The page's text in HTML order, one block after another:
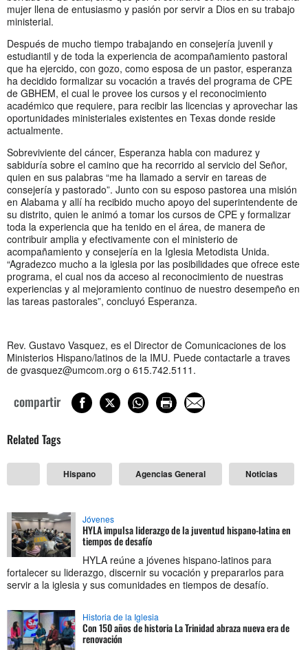
mujer llena de entusiasmo y pasión por servir a Dios en su trabajo
ministerial.
Después de mucho tiempo trabajando en consejería juvenil y
estudiantil y de toda la experiencia de acompañamiento pastoral
que ha ejercido, con gozo, como esposa de un pastor, esperanza
ha decidido formalizar su vocación a través del programa de CPE
de GBHEM, el cual le provee los cursos y el reconocimiento
académico que requiere, para recibir las licencias y aprovechar las
oportunidades ministeriales existentes en Texas donde reside
actualmente.
Sobreviviente del cáncer, Esperanza habla con madurez y
sabiduría sobre el camino que ha recorrido al servicio del Señor,
quien en sus palabras “me ha llamado a servir en tareas de
consejería y pastorado”. Junto con su esposo pastorea una misión
en Alabama y allí ha recibido mucho apoyo del superintendente de
su distrito, quien le animó a tomar los cursos de CPE y formalizar
toda la experiencia que ha tenido en el área, de manera de
contribuir amplia y efectivamente con el ministerio de
acompañamiento y consejería en la Iglesia Metodista Unida.
“Agradezco mucho a la iglesia por las posibilidades que ofrece este
programa, el cual nos da acceso al reconocimiento de nuestras
experiencias y al mejoramiento continuo de nuestro desempeño en
las tareas pastorales”, concluyó Esperanza.
Rev. Gustavo Vasquez, es el Director de Comunicaciones de los
Ministerios Hispano/latinos de la IMU. Puede contactarle a traves
de gvasquez@umcom.org o 615.742.5111.
compartir
Related Tags
Hispano Agencias General Noticias
Jóvenes
HYLA impulsa liderazgo de la juventud hispano-latina en
tiempos de desafío
HYLA reúne a jóvenes hispano-latinos para
fortalecer su liderazgo, discernir su vocación y prepararlos para
servir a la iglesia y sus comunidades en tiempos de desafío.
Historia de la Iglesia
Con 150 años de historia La Trinidad abraza nueva era de
renovación